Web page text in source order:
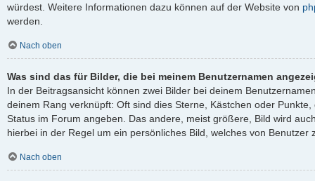
würdest. Weitere Informationen dazu können auf der Website von
werden.
Nach oben
Was sind das für Bilder, die bei meinem Benutzernamen
In der Beitragsansicht können zwei Bilder bei deinem
deinem Rang verknüpft: Oft sind dies Sterne, Kästchen oder
Status im Forum angeben. Das andere, meist größere, Bild wird
hierbei in der Regel um ein persönliches Bild, welches von Benutzer
Nach oben